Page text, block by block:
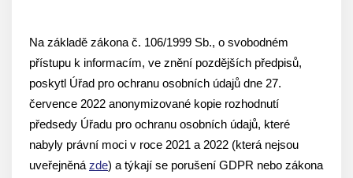
Na základě zákona č. 106/1999 Sb., o svobodném
přístupu k informacím, ve znění pozdějších předpisů,
poskytl Úřad pro ochranu osobních údajů dne 27.
července 2022 anonymizované kopie rozhodnutí
předsedy Úřadu pro ochranu osobních údajů, které
nabyly právní moci v roce 2021 a 2022 (která nejsou
uveřejněná zde) a týkají se porušení GDPR nebo zákona